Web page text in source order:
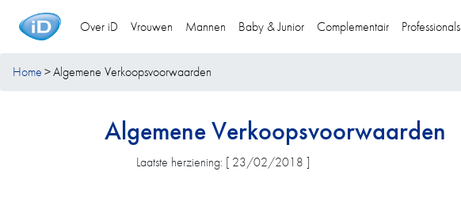
Over iD Vrouwen Mannen Baby & Junior Complementair Professionals
Home Algemene Verkoopsvoorwaarden
Algemene Verkoopsvoorwaarden
Laatste herziening: [ 23/02/2018 ]